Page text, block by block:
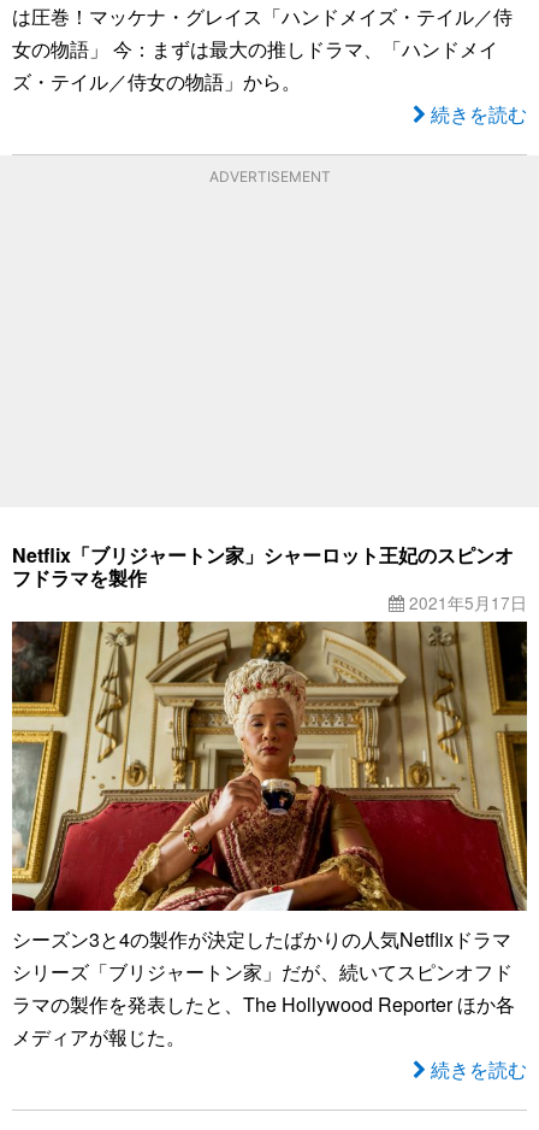
は圧巻！マッケナ・グレイス「ハンドメイズ・テイル／侍
女の物語」 今：まずは最大の推しドラマ、「ハンドメイ
ズ・テイル／侍女の物語」から。
続きを読む
ADVERTISEMENT
Netflix「ブリジャートン家」シャーロット王妃のスピンオ
フドラマを製作
2021年5月17日
シーズン3と4の製作が決定したばかりの人気Netflixドラマ
シリーズ「ブリジャートン家」だが、続いてスピンオフド
ラマの製作を発表したと、The Hollywood Reporter ほか各
メディアが報じた。
続きを読む